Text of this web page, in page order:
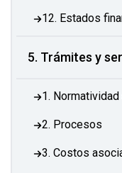
12. Estados
5. Trámites y
1.
2. Procesos
3. Costos